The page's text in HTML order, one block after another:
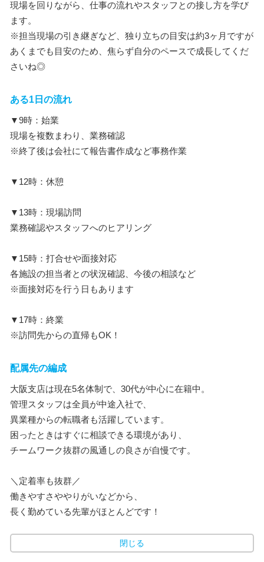
現場を回りながら、仕事の流れやスタッフとの接し方を学び
ます。
※担当現場の引き継ぎなど、独り立ちの目安は約3ヶ月ですが
あくまでも目安のため、焦らず自分のペースで成長してくだ
さいね◎
ある1日の流れ
▼9時：始業
現場を複数まわり、業務確認
※終了後は会社にて報告書作成など事務作業
▼12時：休憩
▼13時：現場訪問
業務確認やスタッフへのヒアリング
▼15時：打合せや面接対応
各施設の担当者との状況確認、今後の相談など
※面接対応を行う日もあります
▼17時：終業
※訪問先からの直帰もOK！
配属先の編成
大阪支店は現在5名体制で、30代が中心に在籍中。
管理スタッフは全員が中途入社で、
異業種からの転職者も活躍しています。
困ったときはすぐに相談できる環境があり、
チームワーク抜群の風通しの良さが自慢です。
＼定着率も抜群／
働きやすさややりがいなどから、
長く勤めている先輩がほとんどです！
閉じる